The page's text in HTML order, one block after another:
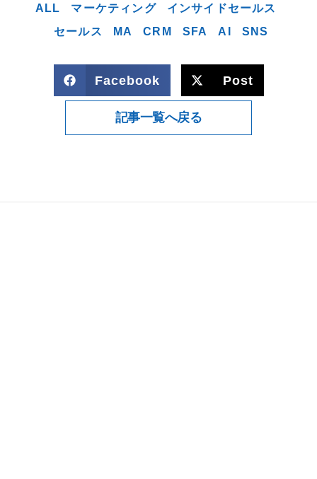
ALL マーケティング
インサイドセールス
セールス
MA CRM SFA AI SNS
Facebook Post
記事一覧へ戻る